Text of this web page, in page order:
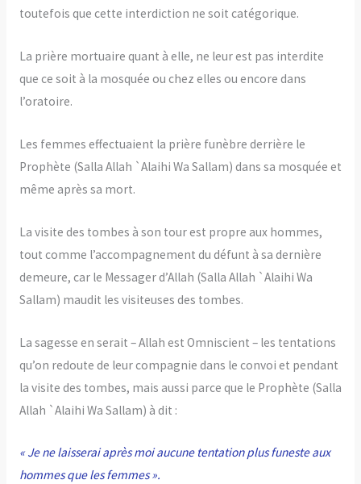
toutefois que cette interdiction ne soit catégorique.
La prière mortuaire quant à elle, ne leur est pas interdite
que ce soit à la mosquée ou chez elles ou encore dans
l’oratoire.
Les femmes effectuaient la prière funèbre derrière le
Prophète (Salla Allah `Alaihi Wa Sallam) dans sa mosquée et
même après sa mort.
La visite des tombes à son tour est propre aux hommes,
tout comme l’accompagnement du défunt à sa dernière
demeure, car le Messager d’Allah (Salla Allah `Alaihi Wa
Sallam) maudit les visiteuses des tombes.
La sagesse en serait – Allah est Omniscient – les tentations
qu’on redoute de leur compagnie dans le convoi et pendant
la visite des tombes, mais aussi parce que le Prophète (Salla
Allah `Alaihi Wa Sallam) à dit :
« Je ne laisserai après moi aucune tentation plus funeste aux
hommes que les femmes ».